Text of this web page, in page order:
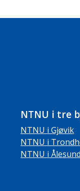
NTNU i tre
NTNU i Gjøvik
NTNU i
NTNU i Ålesund